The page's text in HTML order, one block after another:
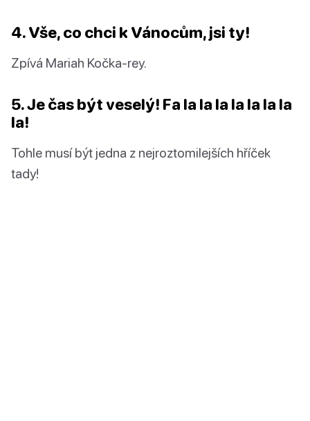
4. Vše, co chci k Vánocům, jsi ty!
Zpívá Mariah Kočka-rey.
5. Je čas být veselý! Fa la la la la la la la
la!
Tohle musí být jedna z nejroztomilejších hříček
tady!